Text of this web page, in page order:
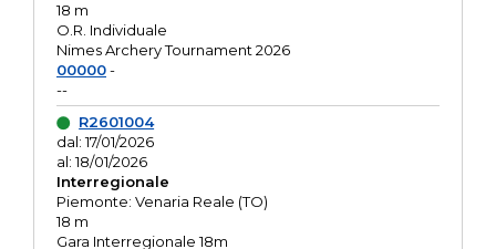
18 m
O.R. Individuale
Nimes Archery Tournament 2026
00000-
--
R2601004
dal: 17/01/2026
al: 18/01/2026
Interregionale
Piemonte: Venaria Reale (TO)
18 m
Gara Interregionale 18m